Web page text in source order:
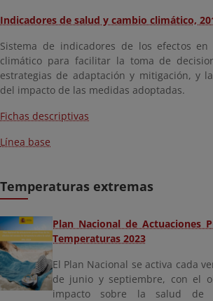
Indicadores de salud y cambio climático,
Sistema de indicadores de los efectos
climático para facilitar la toma de
estrategias de adaptación y mitigación, y
del impacto de las medidas adoptadas.
Fichas descriptivas
Línea base
Temperaturas extremas
Plan Nacional de Actuaciones
Temperaturas 2023
El Plan Nacional se activa cada
de junio y septiembre, con el
impacto sobre la salud de